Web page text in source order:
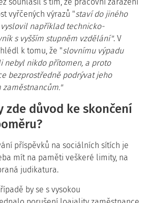
vyřčených výrazů "staví do jiného
například technicko-
s vyšším stupněm vzdělání". V
k tomu, že "slovnímu výpadu
nebyl nikdo přítomen, a proto
bezprostředně podrývat jeho
zde důvod ke skončení
příspěvků na sociálních sítích je
mít na paměti veškeré limity, na
judikatura.
by se s vysokou